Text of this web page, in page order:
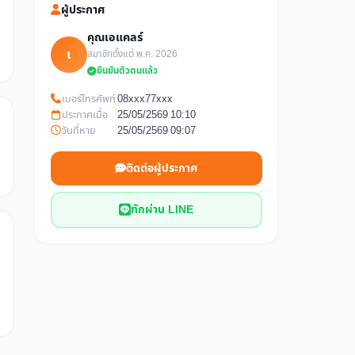
ผู้ประกาศ
เ
คุณเอแคลร์
สมาชิกตั้งแต่ พ.ค. 2026
ยืนยันตัวตนแล้ว
เบอร์โทรศัพท์08xxx77xxx
ประกาศเมื่อ
25/05/2569 10:10
วันที่หาย
25/05/2569 09:07
ติดต่อผู้ประกาศ
ทักผ่าน LINE